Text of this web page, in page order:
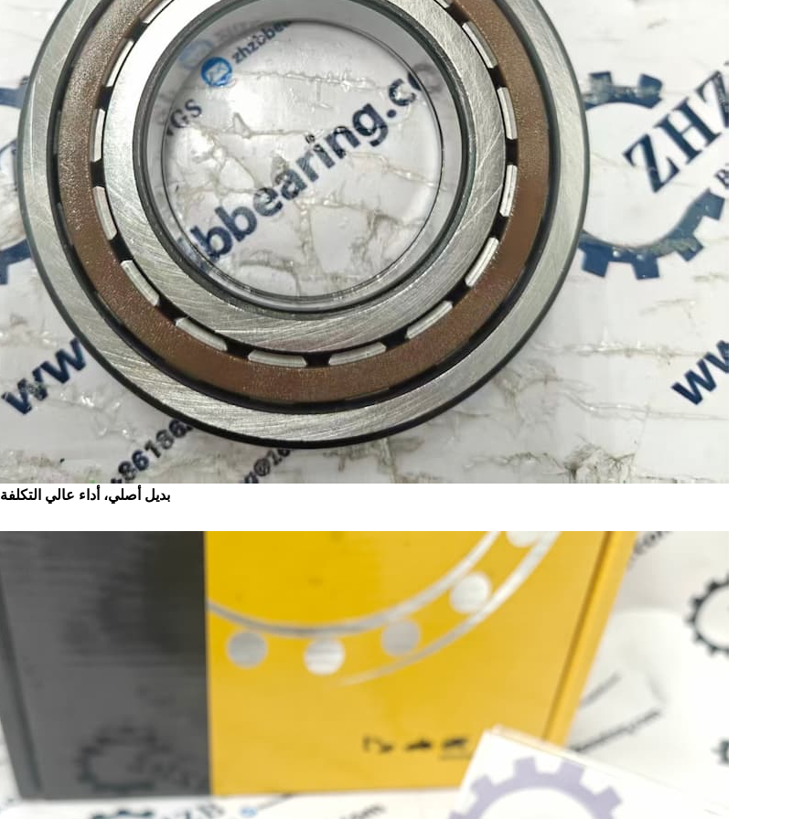
VOE14622989 بديل أصلي، أداء عالي التكلفة